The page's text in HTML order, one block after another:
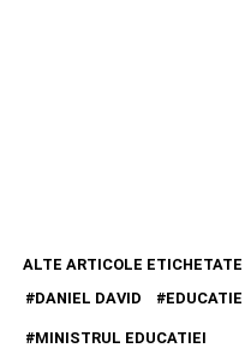
ALTE ARTICOLE ETICHETATE
DANIEL DAVID
EDUCATIE
MINISTRUL EDUCATIEI